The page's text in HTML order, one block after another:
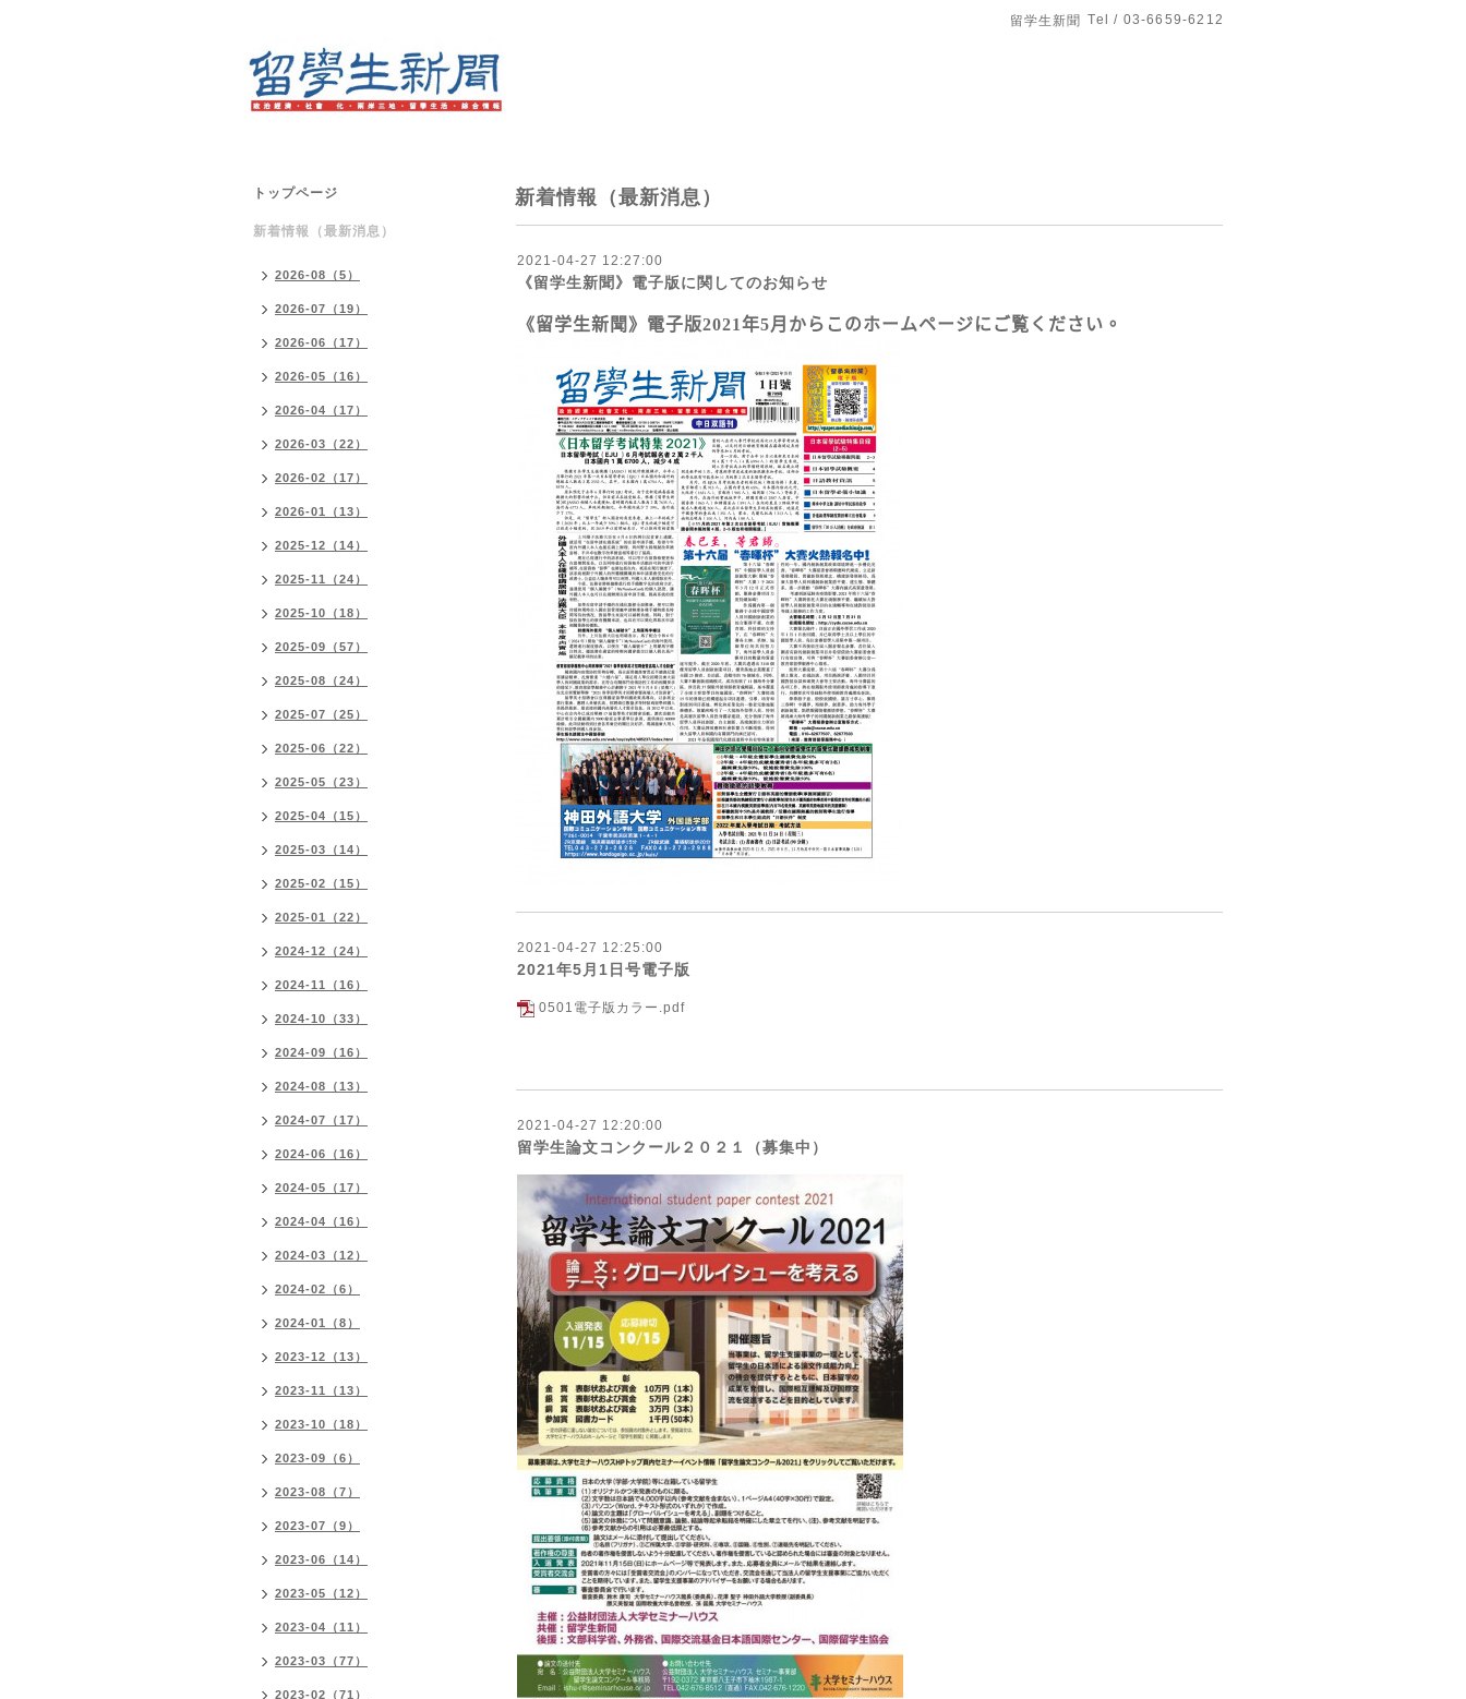
留学生新聞 Tel / 03-6659-6212
新着情報（最新消息）
2021-04-27 12:27:00
《留学生新聞》電子版に関してのお知らせ
《留学生新聞》電子版2021年5月からこのホームページにご覧ください。
2021-04-27 12:25:00
2021年5月1日号電子版
0501電子版カラー.pdf
2021-04-27 12:20:00
留学生論文コンクール２０２１（募集中）
トップページ
新着情報（最新消息）
2026-08（5）
2026-07（19）
2026-06（17）
2026-05（16）
2026-04（17）
2026-03（22）
2026-02（17）
2026-01（13）
2025-12（14）
2025-11（24）
2025-10（18）
2025-09（57）
2025-08（24）
2025-07（25）
2025-06（22）
2025-05（23）
2025-04（15）
2025-03（14）
2025-02（15）
2025-01（22）
2024-12（24）
2024-11（16）
2024-10（33）
2024-09（16）
2024-08（13）
2024-07（17）
2024-06（16）
2024-05（17）
2024-04（16）
2024-03（12）
2024-02（6）
2024-01（8）
2023-12（13）
2023-11（13）
2023-10（18）
2023-09（6）
2023-08（7）
2023-07（9）
2023-06（14）
2023-05（12）
2023-04（11）
2023-03（77）
2023-02（71）